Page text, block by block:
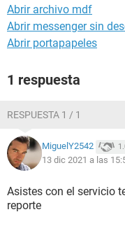
Abrir archivo mdf
Abrir messenger sin
Abrir portapapeles
1 respuesta
RESPUESTA 1 / 1
MiguelY2542
13 dic 2021 a las
Asistes con el servicio
reporte